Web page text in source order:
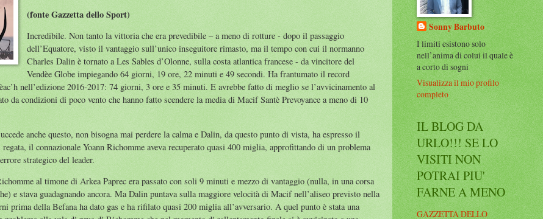
(fonte Gazzetta dello Sport)
Incredibile. Non tanto la vittoria che era prevedibile – a meno di rotture - dopo il passaggio
dell’Equatore, visto il vantaggio sull’unico inseguitore rimasto, ma il tempo con cui il normanno
Charles Dalin è tornato a Les Sables d’Olonne, sulla costa atlantica francese - da vincitore del
Vendèe Globe impiegando 64 giorni, 19 ore, 22 minuti e 49 secondi. Ha frantumato il record
nell’edizione 2016-2017: 74 giorni, 3 ore e 35 minuti. E avrebbe fatto di meglio se l’avvicinamento al
da condizioni di poco vento che hanno fatto scendere la media di Macif Santè Prevoyance a meno di 10
anche questo, non bisogna mai perdere la calma e Dalin, da questo punto di vista, ha espresso il
il connazionale Yoann Richomme aveva recuperato quasi 400 miglia, approfittando di un problema
strategico del leader.
al timone di Arkea Paprec era passato con soli 9 minuti e mezzo di vantaggio (nulla, in una corsa
e stava guadagnando ancora. Ma Dalin puntava sulla maggiore velocità di Macif nell’aliseo previsto nella
prima della Befana ha dato gas e ha rifilato quasi 200 miglia all’avversario. A quel punto è stata una
Sonny Barbuto
I limiti esistono solo
nell’anima di colui il quale è
a corto di sogni
Visualizza il mio profilo
completo
IL BLOG DA
URLO!!! SE LO
VISITI NON
POTRAI PIU'
FARNE A MENO
GAZZETTA DELLO